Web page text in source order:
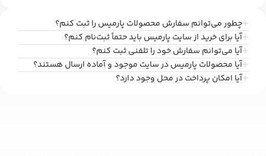
چطور می‌توانم سفارش محصولات پارمیس را ثبت کنم؟
آیا برای خرید از سایت پارمیس باید حتماً ثبت‌نام کنم؟
آیا می‌توانم سفارش خود را تلفنی ثبت کنم؟
آیا محصولات پارمیس در سایت موجود و آماده ارسال هستند؟
آیا امکان پرداخت در محل وجود دارد؟